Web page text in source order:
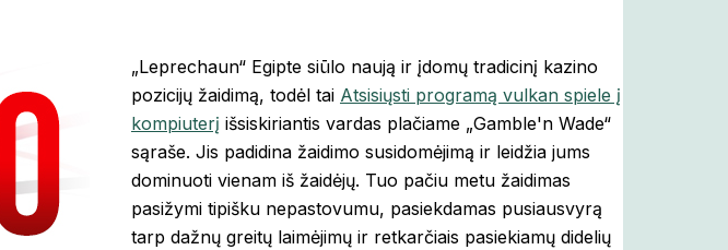
„Leprechaun“ Egipte siūlo naują ir įdomų tradicinį kazino
pozicijų žaidimą, todėl tai Atsisiųsti programą vulkan spiele į
kompiuterį išsiskiriantis vardas plačiame „Gamble'n Wade“
sąraše. Jis padidina žaidimo susidomėjimą ir leidžia jums
dominuoti vienam iš žaidėjų. Tuo pačiu metu žaidimas
pasižymi tipišku nepastovumu, pasiekdamas pusiausvyrą
tarp dažnų greitų laimėjimų ir retkarčiais pasiekiamų didelių